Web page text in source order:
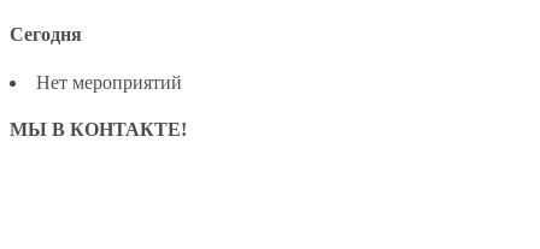
Сегодня
Нет мероприятий
МЫ В КОНТАКТЕ!